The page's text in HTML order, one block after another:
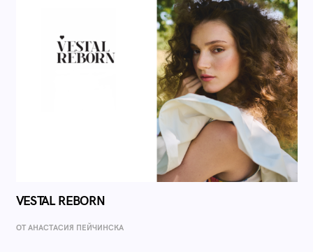
VESTAL REBORN
ОТ AНАСТАСИЯ ПЕЙЧИНСКА